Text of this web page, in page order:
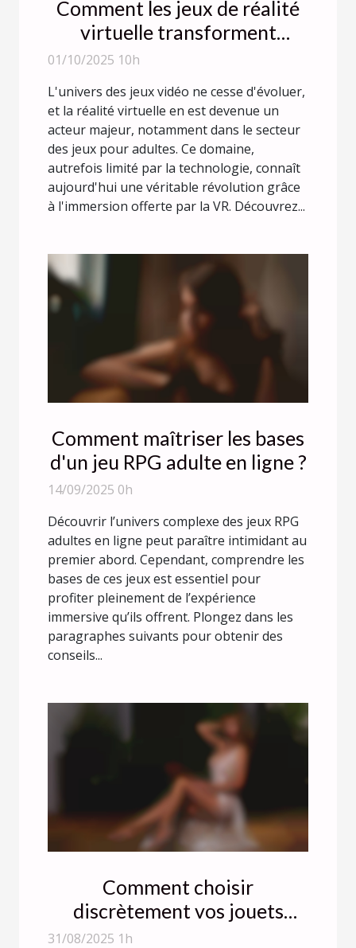
Comment les jeux de réalité
virtuelle transforment
l'industrie des jeux pour
01/10/2025 10h
L'univers des jeux vidéo ne cesse d'évoluer,
et la réalité virtuelle en est devenue un
acteur majeur, notamment dans le secteur
des jeux pour adultes. Ce domaine,
autrefois limité par la technologie, connaît
aujourd'hui une véritable révolution grâce
à l'immersion offerte par la VR. Découvrez...
Comment maîtriser les bases
d'un jeu RPG adulte en ligne ?
14/09/2025 0h
Découvrir l’univers complexe des jeux RPG
adultes en ligne peut paraître intimidant au
premier abord. Cependant, comprendre les
bases de ces jeux est essentiel pour
profiter pleinement de l’expérience
immersive qu’ils offrent. Plongez dans les
paragraphes suivants pour obtenir des
conseils...
Comment choisir
discrètement vos jouets
intimes en ligne ?
31/08/2025 1h